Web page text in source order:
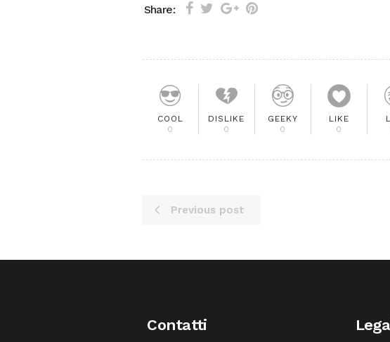
Share:
COOL
0
DISLIKE
0
GEEKY
0
LIKE
0
Previous post
Contatti